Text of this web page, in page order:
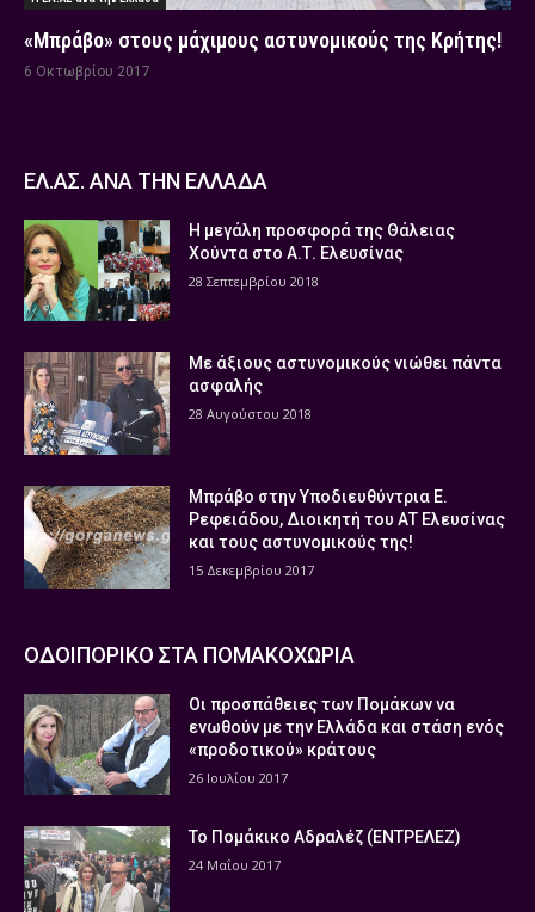
«Μπράβο» στους μάχιμους αστυνομικούς της Κρήτης!
6 Οκτωβρίου 2017
ΕΛ.ΑΣ. ΑΝΑ ΤΗΝ ΕΛΛΑΔΑ
Η μεγάλη προσφορά της Θάλειας
Χούντα στο Α.Τ. Ελευσίνας
28 Σεπτεμβρίου 2018
Με άξιους αστυνομικούς νιώθει πάντα
ασφαλής
28 Αυγούστου 2018
Μπράβο στην Υποδιευθύντρια Ε.
Ρεφειάδου, Διοικητή του ΑΤ Ελευσίνας
και τους αστυνομικούς της!
15 Δεκεμβρίου 2017
ΟΔΟΙΠΟΡΙΚΟ ΣΤΑ ΠΟΜΑΚΟΧΩΡΙΑ
Οι προσπάθειες των Πομάκων να
ενωθούν με την Ελλάδα και στάση ενός
«προδοτικού» κράτους
26 Ιουλίου 2017
Το Πομάκικο Αδραλέζ (ΕΝΤΡΕΛΕΖ)
24 Μαΐου 2017